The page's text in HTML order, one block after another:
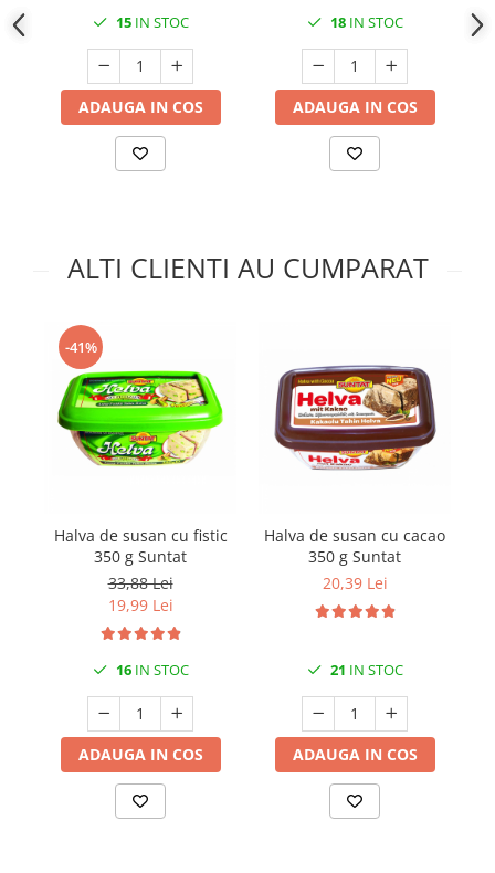
15IN STOC
ADAUGA IN COS
18IN STOC
ADAUGA IN COS
ALTI CLIENTI AU CUMPARAT
-41%
Halva de susan cu fistic
350 g Suntat
33,88 Lei
19,99 Lei
16IN STOC
ADAUGA IN COS
Halva de susan cu cacao
350 g Suntat
20,39 Lei
21 IN STOC
ADAUGA IN COS